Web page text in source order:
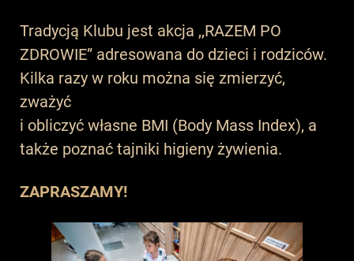
Tradycją Klubu jest akcja ,,RAZEM PO
ZDROWIE” adresowana do dzieci i rodziców.
Kilka razy w roku można się zmierzyć,
zważyć
i obliczyć własne BMI (Body Mass Index), a
także poznać tajniki higieny żywienia.
ZAPRASZAMY!